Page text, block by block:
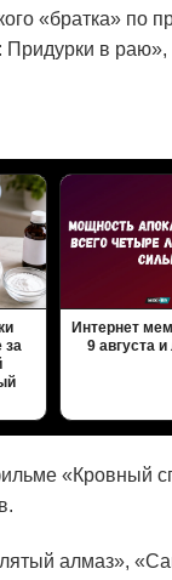
«братка» по
Придурки в
за
Интернет
9 августа
«Кровный
алмаз»,